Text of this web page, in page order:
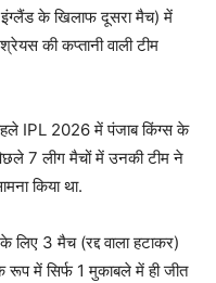
के खिलाफ दूसरा मैच) में
की कप्तानी वाली टीम
IPL 2026 में पंजाब किंग्स के
7 लीग मैचों में उनकी टीम ने
किया था.
3 मैच (रद्द वाला हटाकर)
में सिर्फ 1 मुकाबले में ही जीत